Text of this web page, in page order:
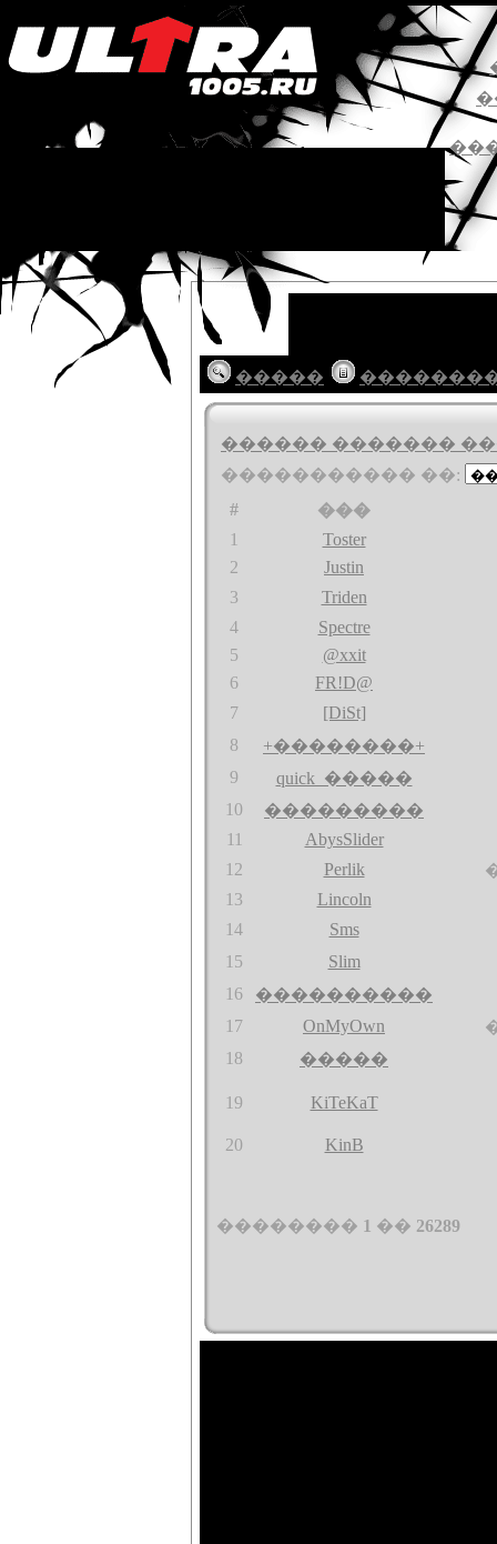
�����
������ �������
����������� ��:
#
���
1
Toster
2
Justin
3
Triden
4
Spectre
5
@xxit
6
FR!D@
7
[DiSt]
8
+��������+
9
quick_�����
10
���������
11
AbysSlider
12
Perlik
13
Lincoln
14
Sms
15
Slim
16
����������
17
OnMyOwn
18
�����
19 KiTeKaT
20 KinB
�������� 1 �� 26289